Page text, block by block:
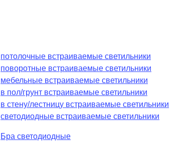
потолочные встраиваемые светильники
поворотные встраиваемые светильники
мебельные встраиваемые светильники
в пол/грунт встраиваемые светильники
в стену/лестницу встраиваемые светильники
светодиодные встраиваемые светильники
Бра светодиодные